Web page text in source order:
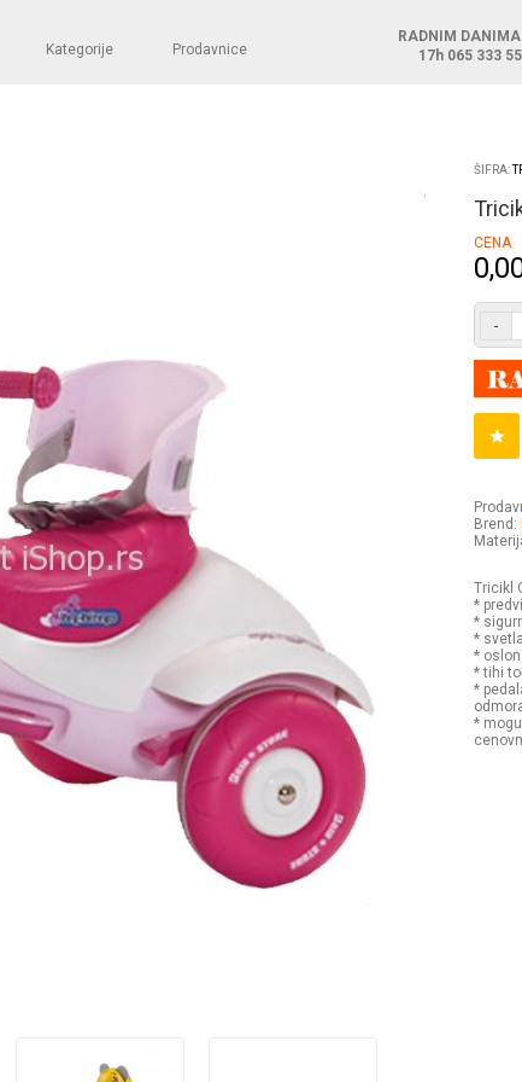
Kategorije Prodavnice
RADNIM DANIMA
17h 065 333
ŠIFRA:
CENA
-
Brend:
Tricikl
*
*
*
*
* tihi
*
*